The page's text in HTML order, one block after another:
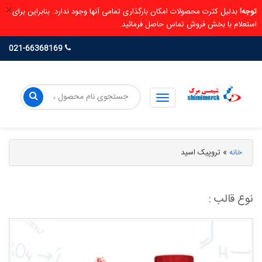
× توجه!بدلیل کثرت محصولات امکان بارگذاری تمامی آنها وجود ندارد. بنابراین برای
استعلام با بخش فروش تماس حاصل فرمائید.
خانه» تروپیک اسید
نوع قالب :